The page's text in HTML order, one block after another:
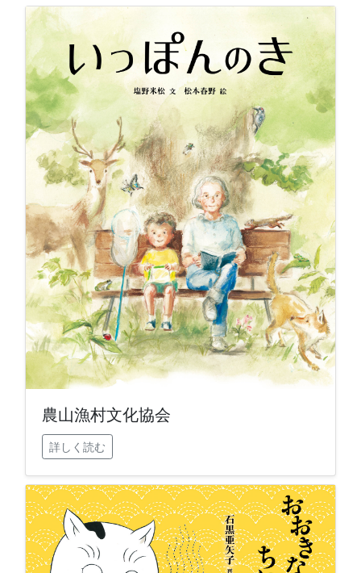
農山漁村文化協会
詳しく読む